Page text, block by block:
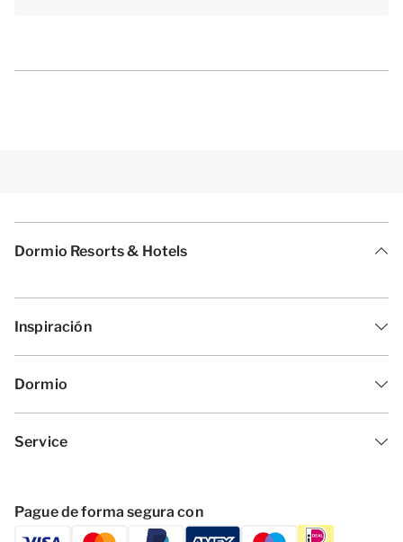
Dormio Resorts & Hotels
Inspiración
Dormio
Service
Pague de forma segura con